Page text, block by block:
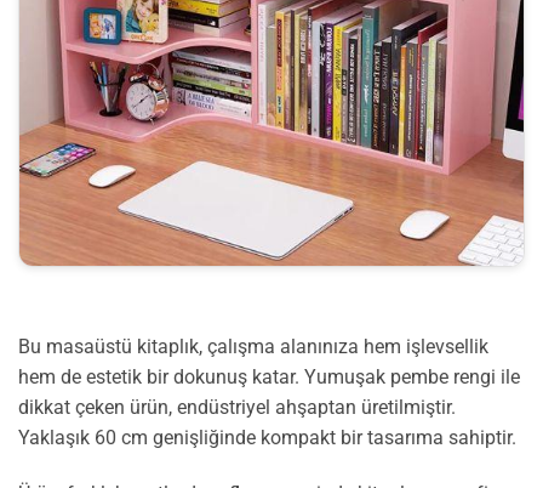
Bu masaüstü kitaplık, çalışma alanınıza hem işlevsellik
hem de estetik bir dokunuş katar. Yumuşak pembe rengi ile
dikkat çeken ürün, endüstriyel ahşaptan üretilmiştir.
Yaklaşık 60 cm genişliğinde kompakt bir tasarıma sahiptir.